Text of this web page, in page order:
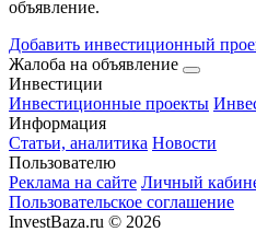
объявление.
Добавить инвестиционный
Жалоба на объявление
Инвестиции
Инвестиционные проекты
Информация
Статьи, аналитика Новости
Пользователю
Реклама на сайте Личный
Пользовательское соглашение
InvestBaza.ru © 2026